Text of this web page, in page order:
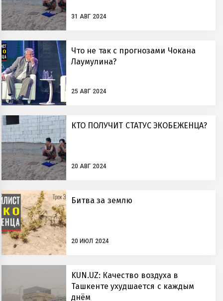
31 АВГ 2024
Что не так с прогнозами Чокана
Лаумулина?
25 АВГ 2024
КТО ПОЛУЧИТ СТАТУС ЭКОБЕЖЕНЦА?
20 АВГ 2024
Битва за землю
20 ИЮЛ 2024
KUN.UZ: Качество воздуха в
Ташкенте ухудшается с каждым
днём